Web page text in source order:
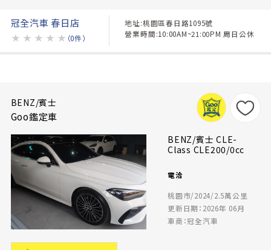
冠全汽車 春日店
★ ★ ★ ★ ★ （0件）
地址:桃園區春日路1095號
營業時間:10:00AM~21:00PM 周日公休
BENZ/賓士
Goo鑑定車
BENZ/賓士 CLE-
Class CLE200/0cc
電洽
桃園市/2024/2.5萬公里
更新日期：2026年 06月
車商：冠全汽車